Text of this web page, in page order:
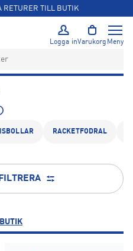
RETURER TILL BUTIK
Logga inVarukorg Meny
RACKETFODRAL